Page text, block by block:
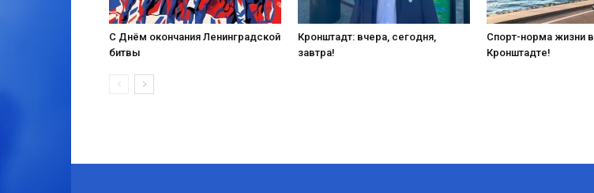
С Днём окончания Ленинградской
битвы
Кронштадт: вчера, сегодня,
завтра!
Спорт-норма жизни в
Кронштадте!